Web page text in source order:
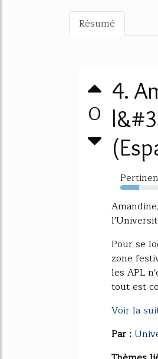
Résumé
0
4.
46%
Pour se
zone
les APL
tout est
Voir la
Par :